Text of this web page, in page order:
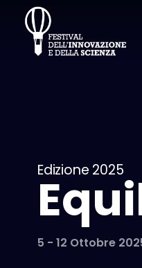
Edizione 2025
5 - 12 Ottobre